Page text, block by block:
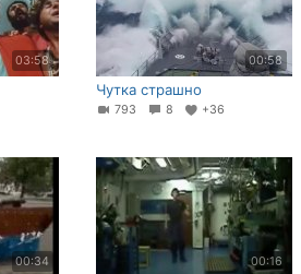
03:58 00:58
Чутка страшно
793 8 +36
00:34 00:16